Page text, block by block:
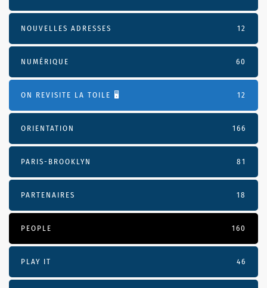
NOUVELLES ADRESSES 12
NUMÉRIQUE 60
ON REVISITE LA TOILE 🖥️ 12
ORIENTATION 166
PARIS-BROOKLYN 81
PARTENAIRES 18
PEOPLE 160
PLAY IT 46